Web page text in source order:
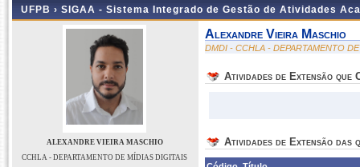
UFPB › SIGAA - Sistema Integrado de Gestão de Atividades
ALEXANDRE VIEIRA MASCHIO
CCHLA - DEPARTAMENTO DE MÍDIAS DIGITAIS
Alexandre Vieira Maschio
DMDI - CCHLA - DEPARTAMENTO
Atividades de Extensão que
Atividades de Extensão das